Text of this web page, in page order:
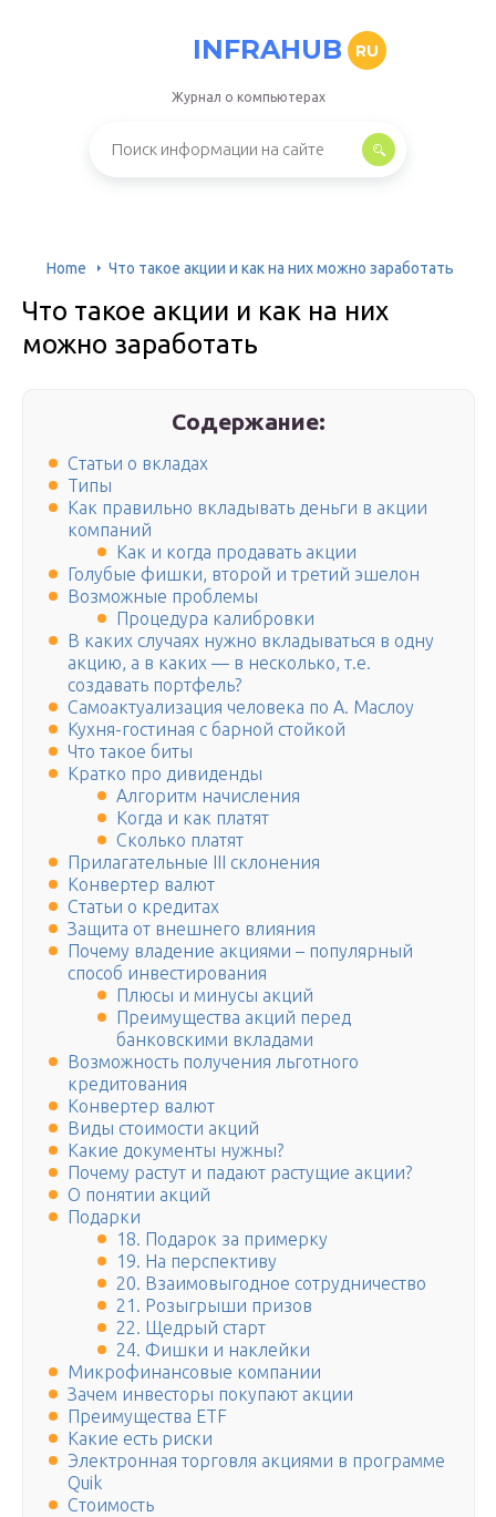
INFRAHUB RU
Журнал о компьютерах
Home Что такое акции и как на них можно заработать
Что такое акции и как на них
можно заработать
Содержание:
Статьи о вкладах
Типы
Как правильно вкладывать деньги в акции
компаний
Как и когда продавать акции
Голубые фишки, второй и третий эшелон
Возможные проблемы
Процедура калибровки
В каких случаях нужно вкладываться в одну
акцию, а в каких — в несколько, т.е.
создавать портфель?
Самоактуализация человека по А. Маслоу
Кухня-гостиная с барной стойкой
Что такое биты
Кратко про дивиденды
Алгоритм начисления
Когда и как платят
Сколько платят
Прилагательные III склонения
Конвертер валют
Статьи о кредитах
Защита от внешнего влияния
Почему владение акциями – популярный
способ инвестирования
Плюсы и минусы акций
Преимущества акций перед
банковскими вкладами
Возможность получения льготного
кредитования
Конвертер валют
Виды стоимости акций
Какие документы нужны?
Почему растут и падают растущие акции?
О понятии акций
Подарки
18. Подарок за примерку
19. На перспективу
20. Взаимовыгодное сотрудничество
21. Розыгрыши призов
22. Щедрый старт
24. Фишки и наклейки
Микрофинансовые компании
Зачем инвесторы покупают акции
Преимущества ETF
Какие есть риски
Электронная торговля акциями в программе
Quik
Стоимость